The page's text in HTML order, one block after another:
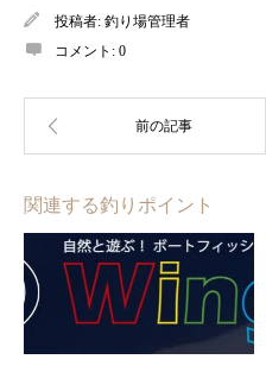
投稿者: 釣り場管理者
コメント: 0
関連する釣りポイント